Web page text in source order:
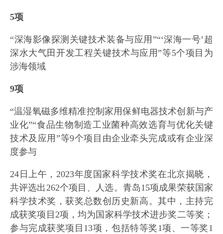
5项
“深海影像探测关键技术装备与应用”“‘深海一号’超
深水大气田开发工程关键技术与应用”等5个项目为
涉海领域
9项
“温湿氧磁多维精准控制家用保鲜电器技术创新与产
业化”“食品生物制造工业菌种高效选育与优化关键
技术及应用”等9个项目由企业牵头完成或有企业深
度参与
24日上午，2023年度国家科学技术奖在北京揭晓，
共评选出262个项目、人选。青岛15项成果荣获国家
科学技术奖，获奖总数创历史新高。其中，主持完
成获奖项目2项，均为国家科学技术进步奖二等奖；
参与完成获奖项目13项，包括特等奖1项、一等奖1